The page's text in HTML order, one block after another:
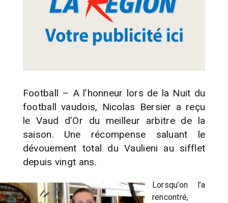
Football – A l’honneur lors de la Nuit du
football vaudois, Nicolas Bersier a reçu
le Vaud d’Or du meilleur arbitre de la
saison. Une récompense saluant le
dévouement total du Vaulieni au sifflet
depuis vingt ans.
Lorsqu’on l’a
rencontré,